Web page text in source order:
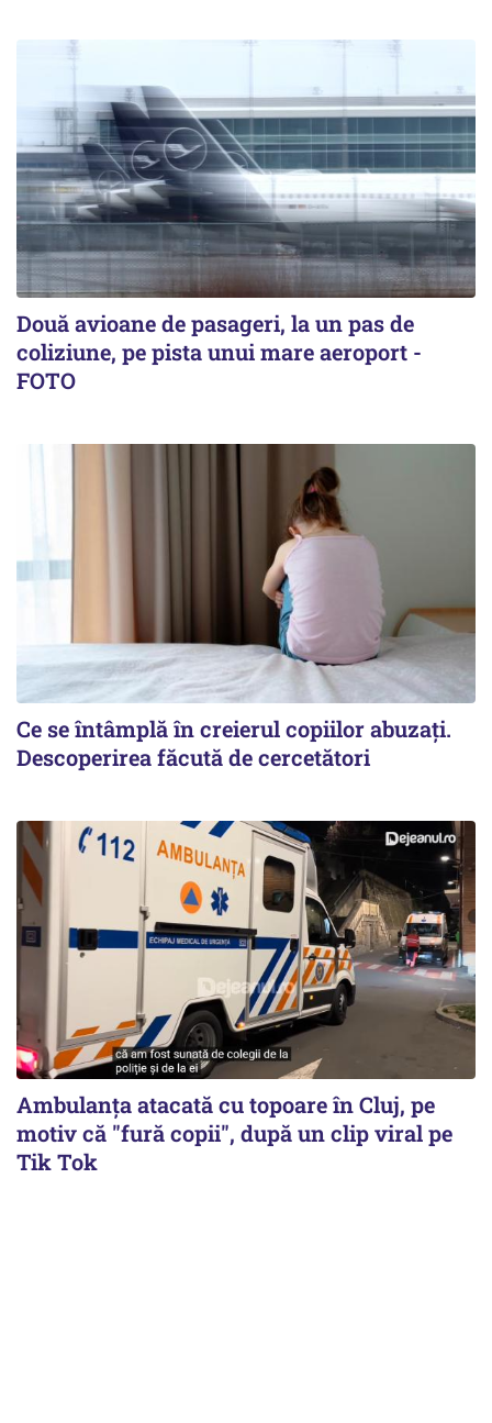
Două avioane de pasageri, la un pas de
coliziune, pe pista unui mare aeroport -
FOTO
Ce se întâmplă în creierul copiilor abuzați.
Descoperirea făcută de cercetători
Ambulanța atacată cu topoare în Cluj, pe
motiv că "fură copii", după un clip viral pe
Tik Tok